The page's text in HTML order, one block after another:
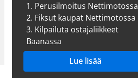
1. Perusilmoitus Nettimotossa
2. Fiksut kaupat Nettimotossa
3. Kilpailuta ostajaliikkeet
Baanassa
Lue lisää